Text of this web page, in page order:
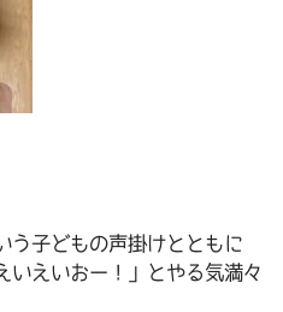
う子どもの声掛けとともに
いえいおー！」とやる気満々